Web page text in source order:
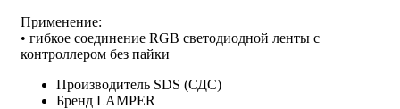
Применение:
• гибкое соединение RGB светодиодной ленты с
контроллером без пайки
Производитель SDS (СДС)
Бренд LAMPER